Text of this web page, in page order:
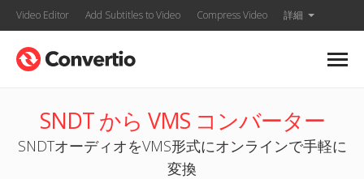
Video Editor Add Subtitles to Video Compress Video 詳細
SNDT から VMS コンバーター
SNDTオーディオをVMS形式にオンラインで手軽に
変換